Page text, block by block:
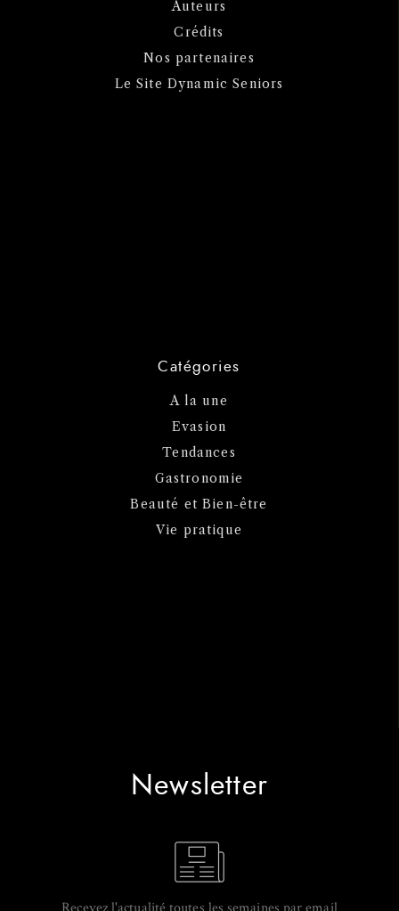
Auteurs
Crédits
Nos partenaires
Le Site Dynamic Seniors
Catégories
A la une
Evasion
Tendances
Gastronomie
Beauté et Bien-être
Vie pratique
Newsletter